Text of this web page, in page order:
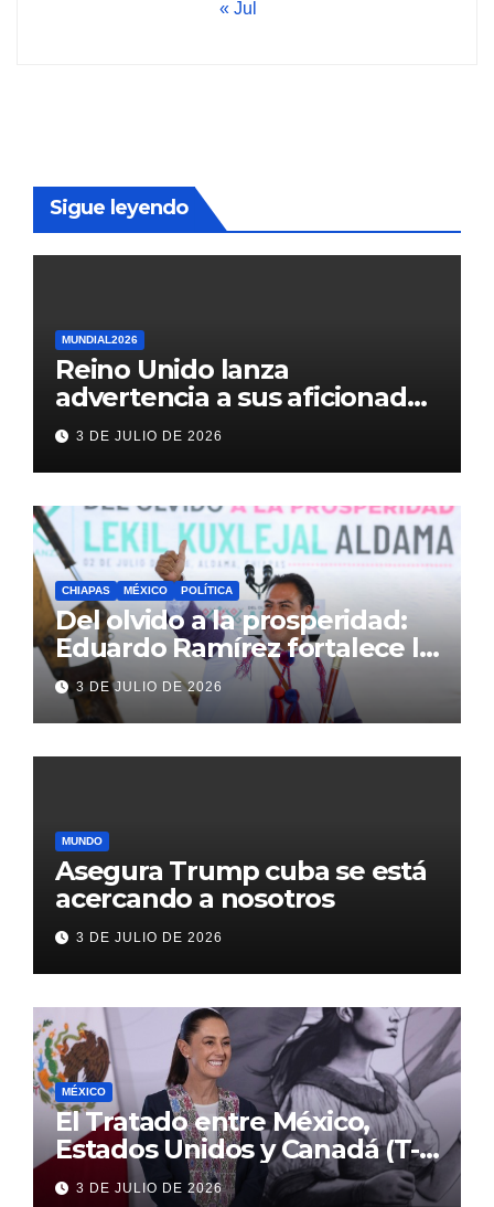
« Jul
Sigue leyendo
MUNDIAL2026
Reino Unido lanza
advertencia a sus aficionados
antes del México vs
Inglaterra en el Mundial 2026
3 DE JULIO DE 2026
CHIAPAS MÉXICO POLÍTICA
Del olvido a la prosperidad:
Eduardo Ramírez fortalece la
transformación de Aldama
con inversión histórica
3 DE JULIO DE 2026
MUNDO
Asegura Trump cuba se está
acercando a nosotros
3 DE JULIO DE 2026
MÉXICO
El Tratado entre México,
Estados Unidos y Canadá (T-
MEC) se mantiene hasta el
3 DE JULIO DE 2026